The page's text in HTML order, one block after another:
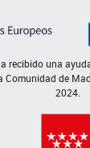
recibido una
Comunidad de
2024.